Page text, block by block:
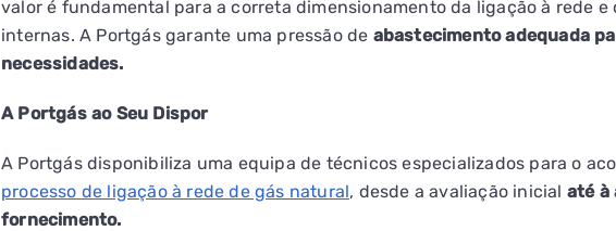
valor é fundamental para a correta dimensionamento da ligação à rede e
internas. A Portgás garante uma pressão de abastecimento adequada
necessidades.
A Portgás ao Seu Dispor
A Portgás disponibiliza uma equipa de técnicos especializados para o
processo de ligação à rede de gás natural, desde a avaliação inicial até à
fornecimento.